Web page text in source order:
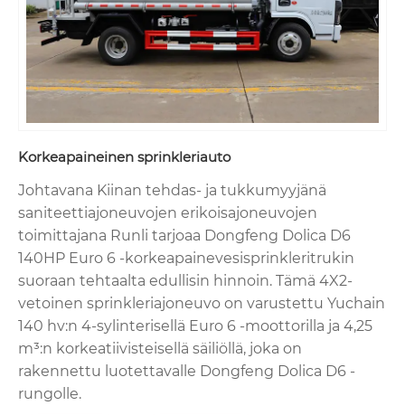
Korkeapaineinen sprinkleriauto
Johtavana Kiinan tehdas- ja tukkumyyjänä
saniteettiajoneuvojen erikoisajoneuvojen
toimittajana Runli tarjoaa Dongfeng Dolica D6
140HP Euro 6 -korkeapainevesisprinkleritrukin
suoraan tehtaalta edullisin hinnoin. Tämä 4X2-
vetoinen sprinkleriajoneuvo on varustettu Yuchain
140 hv:n 4-sylinterisellä Euro 6 -moottorilla ja 4,25
m³:n korkeatiivisteisellä säiliöllä, joka on
rakennettu luotettavalle Dongfeng Dolica D6 -
rungolle.